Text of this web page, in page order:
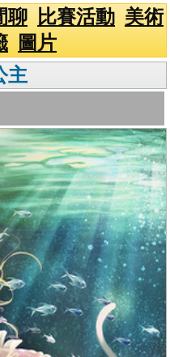
聊 比賽活動 美術
圖片
主